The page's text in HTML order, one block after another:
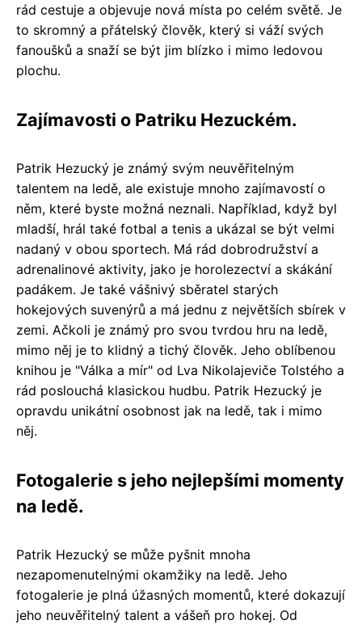
rád cestuje a objevuje nová místa po celém světě. Je
to skromný a přátelský člověk, který si váží svých
fanoušků a snaží se být jim blízko i mimo ledovou
plochu.
Zajímavosti o Patriku Hezuckém.
Patrik Hezucký je známý svým neuvěřitelným
talentem na ledě, ale existuje mnoho zajímavostí o
něm, které byste možná neznali. Například, když byl
mladší, hrál také fotbal a tenis a ukázal se být velmi
nadaný v obou sportech. Má rád dobrodružství a
adrenalinové aktivity, jako je horolezectví a skákání
padákem. Je také vášnivý sběratel starých
hokejových suvenýrů a má jednu z největších sbírek v
zemi. Ačkoli je známý pro svou tvrdou hru na ledě,
mimo něj je to klidný a tichý člověk. Jeho oblíbenou
knihou je "Válka a mír" od Lva Nikolajeviče Tolstého a
rád poslouchá klasickou hudbu. Patrik Hezucký je
opravdu unikátní osobnost jak na ledě, tak i mimo
něj.
Fotogalerie s jeho nejlepšími momenty
na ledě.
Patrik Hezucký se může pyšnit mnoha
nezapomenutelnými okamžiky na ledě. Jeho
fotogalerie je plná úžasných momentů, které dokazují
jeho neuvěřitelný talent a vášeň pro hokej. Od